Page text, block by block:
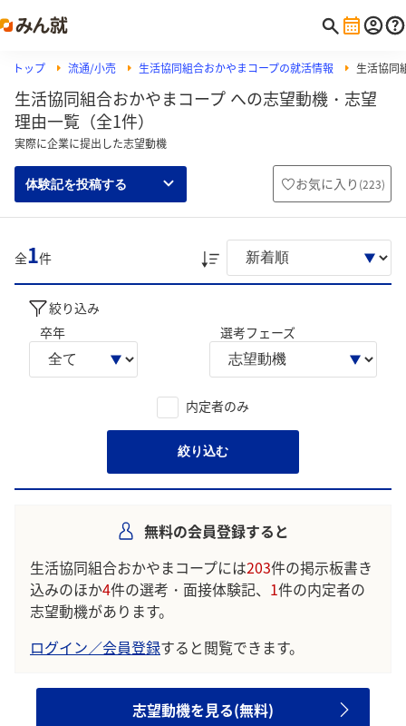
トップ 流通/小売 生活協同組合おかやまコープの就活情報 生活協同
生活協同組合おかやまコープ への志望動機・志望
理由一覧（全1件）
実際に企業に提出した志望動機
体験記を投稿する お気に入り (223)
全1件
絞り込み
卒年
選考フェーズ
内定者のみ
絞り込む
無料の会員登録すると
生活協同組合おかやまコープには203件の掲示板書き
込みのほか4件の選考・面接体験記、 1件の内定者の
志望動機があります。
ログイン／会員登録すると閲覧できます。
志望動機を見る(無料)